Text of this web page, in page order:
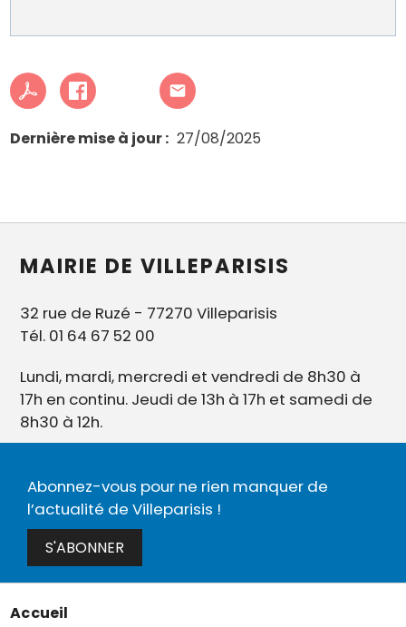
Dernière mise à jour 27/08/2025
MAIRIE DE VILLEPARISIS
32 rue de Ruzé - 77270 Villeparisis
Tél. 01 64 67 52 00
Lundi, mardi, mercredi et vendredi de 8h30 à
17h en continu. Jeudi de 13h à 17h et samedi de
8h30 à 12h.
Abonnez-vous pour ne rien manquer de
l’actualité de Villeparisis !
S'ABONNER
Menu
Accueil